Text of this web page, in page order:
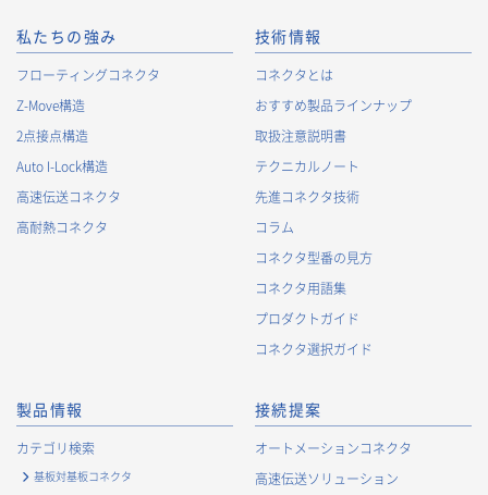
私たちの強み
フローティングコネクタ
Z-Move構造
2点接点構造
Auto I-Lock構造
高速伝送コネクタ
高耐熱コネクタ
技術情報
コネクタとは
おすすめ製品ラインナップ
取扱注意説明書
テクニカルノート
先進コネクタ技術
コラム
コネクタ型番の見方
コネクタ用語集
プロダクトガイド
コネクタ選択ガイド
製品情報
カテゴリ検索
基板対基板コネクタ
接続提案
オートメーションコネクタ
高速伝送ソリューション